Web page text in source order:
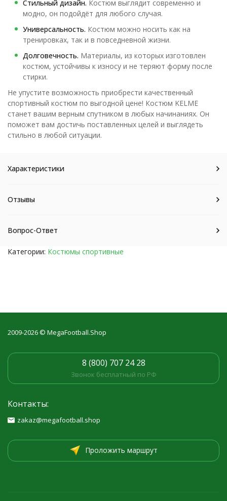
Стильный дизайн. Костюм выглядит современно и
модно, он подойдёт для любого случая.
Универсальность. Костюм можно носить как на
тренировках, так и в повседневной жизни.
Долговечность. Материалы, из которых изготовлен
костюм, устойчивы к износу и не теряют форму после
стирки.
Не упустите возможность приобрести качественный
спортивный костюм по выгодной цене! Костюм KELME
станет вашим верным спутником в любых начинаниях. Он
поможет вам достичь поставленных целей и выглядеть
стильно в любой ситуации.
Характеристики
Отзывы
Вопрос-Ответ
Категории: Костюмы спортивные
2009-2026 © MegaFootball.Shop
8 (800) 707 24 28
Звонок бесплатный по РФ
Контакты:
zakaz@megafootball.shop
Проложить маршрут